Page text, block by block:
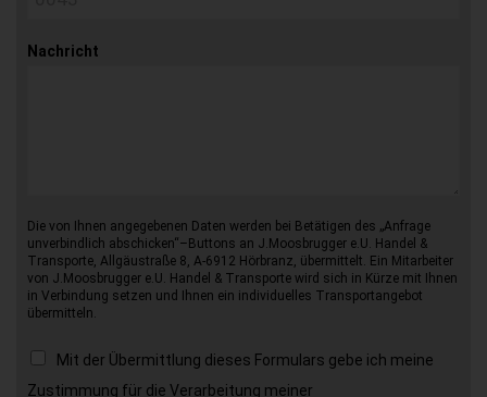
Nachricht
Die von Ihnen angegebenen Daten werden bei Betätigen des „Anfrage
unverbindlich abschicken“–Buttons an J.Moosbrugger e.U. Handel &
Transporte, Allgäustraße 8, A-6912 Hörbranz, übermittelt. Ein Mitarbeiter
von J.Moosbrugger e.U. Handel & Transporte wird sich in Kürze mit Ihnen
in Verbindung setzen und Ihnen ein individuelles Transportangebot
übermitteln.
Mit der Übermittlung dieses Formulars gebe ich meine
Zustimmung für die Verarbeitung meiner